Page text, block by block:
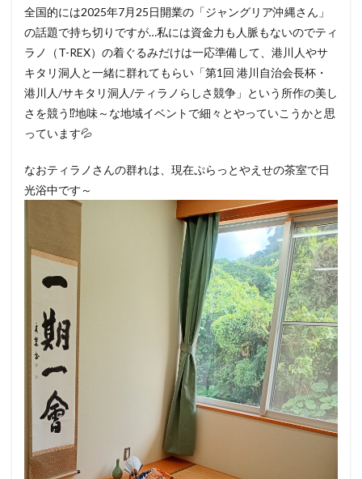
全国的には2025年7月25日開業の「ジャングリア沖縄さん」
の話題で持ち切りですが…私には資金力も人脈もないのでティ
ラノ（T-REX）の着ぐるみだけは一応準備して、港川人やサ
キタリ洞人と一緒に群れてもらい「第1回 港川自治会長杯・
港川人/サキタリ洞人/ティラノらしさ競争」という所作の美し
さを競う⁉地味～な地域イベントで細々とやっていこうかと思
っています💦
なおティラノさんの群れは、現在ぷらっとやえせの茶室で日
光浴中です～